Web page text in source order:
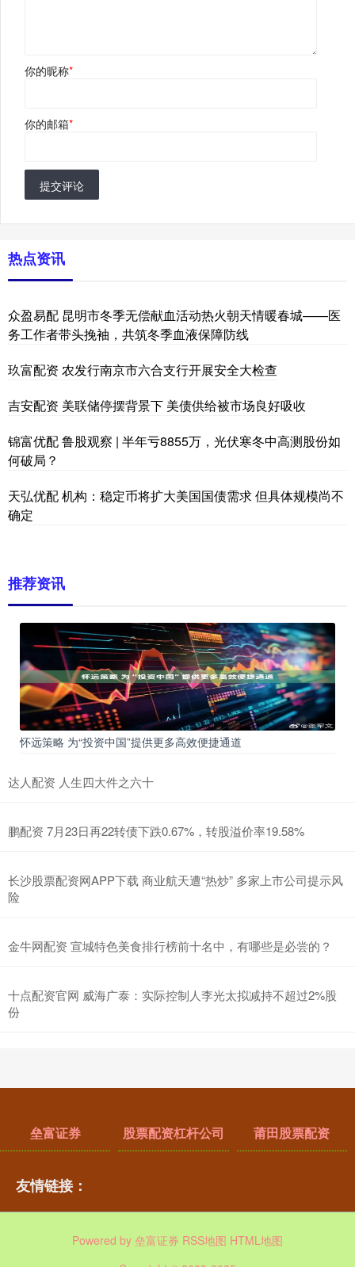
你的昵称*
你的邮箱*
提交评论
热点资讯
众盈易配 昆明市冬季无偿献血活动热火朝天情暖春城——医
务工作者带头挽袖，共筑冬季血液保障防线
玖富配资 农发行南京市六合支行开展安全大检查
吉安配资 美联储停摆背景下 美债供给被市场良好吸收
锦富优配 鲁股观察 | 半年亏8855万，光伏寒冬中高测股份如
何破局？
天弘优配 机构：稳定币将扩大美国国债需求 但具体规模尚不
确定
推荐资讯
怀远策略 为“投资中国”提供更多高效便捷通道
达人配资 人生四大件之六十
鹏配资 7月23日再22转债下跌0.67%，转股溢价率19.58%
长沙股票配资网APP下载 商业航天遭“热炒” 多家上市公司提示风
险
金牛网配资 宣城特色美食排行榜前十名中，有哪些是必尝的？
十点配资官网 威海广泰：实际控制人李光太拟减持不超过2%股
份
垒富证券 股票配资杠杆公司 莆田股票配资
友情链接：
Powered by 垒富证券 RSS地图 HTML地图